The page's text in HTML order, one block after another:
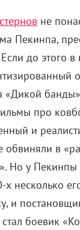
не
Пекинпа,
до этого
«Дикой
про
и
обвиняли в
Но у
х несколько
и
боевик